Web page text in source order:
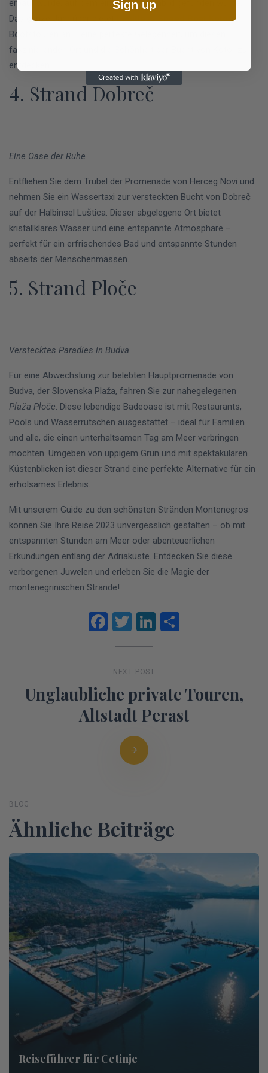
erbaut wurde, auf dem einst ein Marienbild gefunden wurde.
Das ganze Jahr über bietet
Bootstouren an – eine perfekte Gelegenheit, um diesen
faszinierenden Ort und die Schönheit der Bucht von Kotor zu
entdecken.
4. Strand Dobreč
Eine Oase der Ruhe
Entfliehen Sie dem Trubel der Promenade von Herceg Novi und
nehmen Sie ein Wassertaxi zur versteckten Bucht von Dobreč
auf der Halbinsel Luštica. Dieser abgelegene Ort bietet
kristallklares Wasser und eine entspannte Atmosphäre –
perfekt für ein erfrischendes Bad und entspannte Stunden
abseits der Menschenmassen.
5. Strand Ploče
Verstecktes Paradies in Budva
Für eine Abwechslung zur belebten Hauptpromenade von
Budva, der Slovenska Plaža, fahren Sie zur nahegelegenen
Plaža Ploče . Diese lebendige Badeoase ist mit Restaurants,
Pools und Wasserrutschen ausgestattet – ideal für Familien
und alle, die einen unterhaltsamen Tag am Meer verbringen
möchten. Umgeben von üppigem Grün und mit spektakulären
Küstenblicken ist dieser Strand eine perfekte Alternative für ein
erholsames Erlebnis.
Mit unserem Guide zu den schönsten Stränden Montenegros
können Sie Ihre Reise 2023 unvergesslich gestalten – ob mit
entspannten Stunden am Meer oder abenteuerlichen
Erkundungen entlang der Adriaküste. Entdecken Sie diese
verborgenen Juwelen und erleben Sie die Magie der
montenegrinischen Strände!
Facebook
TwitterLinkedIn
NEXT POST
Unglaubliche private Touren,
Altstadt Perast
BLOG
Ähnliche Beiträge
Reiseführer für Cetinje
Sign up